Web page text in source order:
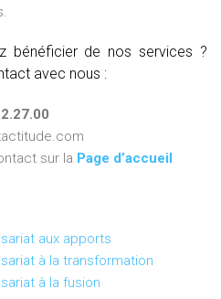
bénéficier de nos services ?
avec nous :
sur la Page d’accueil
aux apports
à la transformation
à la fusion